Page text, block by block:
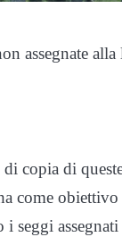
assegnate
copia di
come obiettivo
i seggi